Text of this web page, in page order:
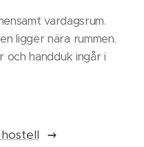
vardagsrum.
ligger nära rummen.
och handduk ingår i